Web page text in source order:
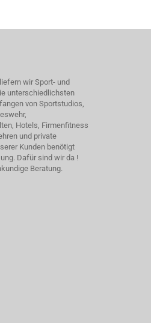
wir Sport- und
unterschiedlichsten
von Sportstudios,
Hotels, Firmenfitness
und private
Kunden benötigt
Dafür sind wir da !
Beratung.